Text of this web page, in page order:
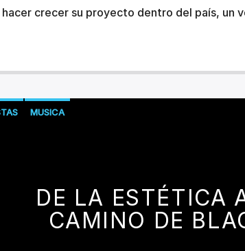
hacer crecer su proyecto dentro del país, un
MUSICA
DE LA ESTÉTICA
CAMINO DE